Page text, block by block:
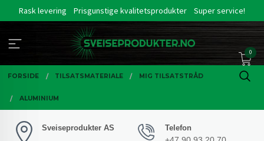
Rask levering Prisgunstige kvalitetsprodukter Super service!
0
FORSIDE TILSATSMATERIALE MIG TILSATSTRÅD
ALUMINIUM
Sveiseprodukter AS Telefon